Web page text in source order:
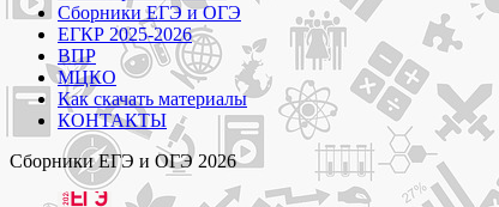
Сборники ЕГЭ и ОГЭ
ЕГКР 2025-2026
ВПР
МЦКО
Как скачать материалы
КОНТАКТЫ
Сборники ЕГЭ и ОГЭ 2026